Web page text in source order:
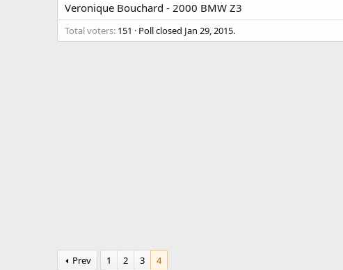
Veronique Bouchard - 2000 BMW Z3
Total voters 151 Poll closed Jan 29, 2015.
Prev 1 2 3 4